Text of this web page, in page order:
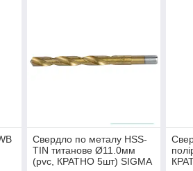
Свердло по металу HSS-
TIN титанове Ø11.0мм
(pvc, КРАТНО 5шт) SIGMA